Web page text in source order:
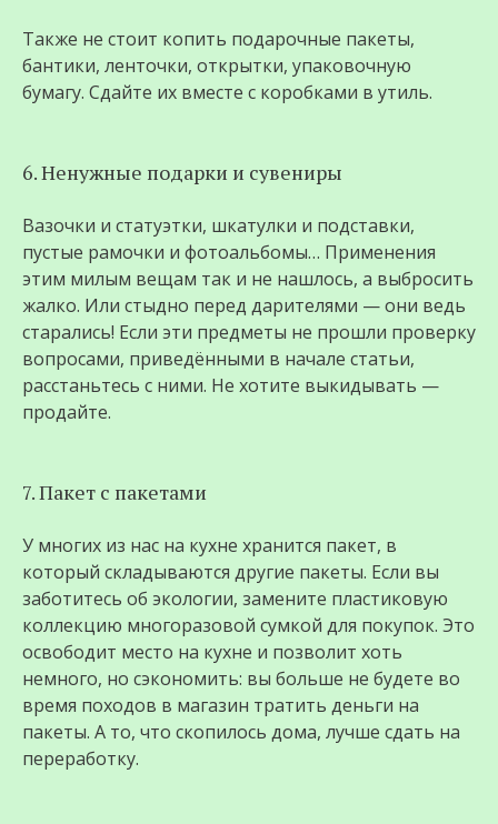
Также не стоит копить подарочные пакеты,
бантики, ленточки, открытки, упаковочную
бумагу. Сдайте их вместе с коробками в утиль.
6. Ненужные подарки и сувениры
Вазочки и статуэтки, шкатулки и подставки,
пустые рамочки и фотоальбомы… Применения
этим милым вещам так и не нашлось, а выбросить
жалко. Или стыдно перед дарителями — они ведь
старались! Если эти предметы не прошли проверку
вопросами, приведёнными в начале статьи,
расстаньтесь с ними. Не хотите выкидывать —
продайте.
7. Пакет с пакетами
У многих из нас на кухне хранится пакет, в
который складываются другие пакеты. Если вы
заботитесь об экологии, замените пластиковую
коллекцию многоразовой сумкой для покупок. Это
освободит место на кухне и позволит хоть
немного, но сэкономить: вы больше не будете во
время походов в магазин тратить деньги на
пакеты. А то, что скопилось дома, лучше сдать на
переработку.